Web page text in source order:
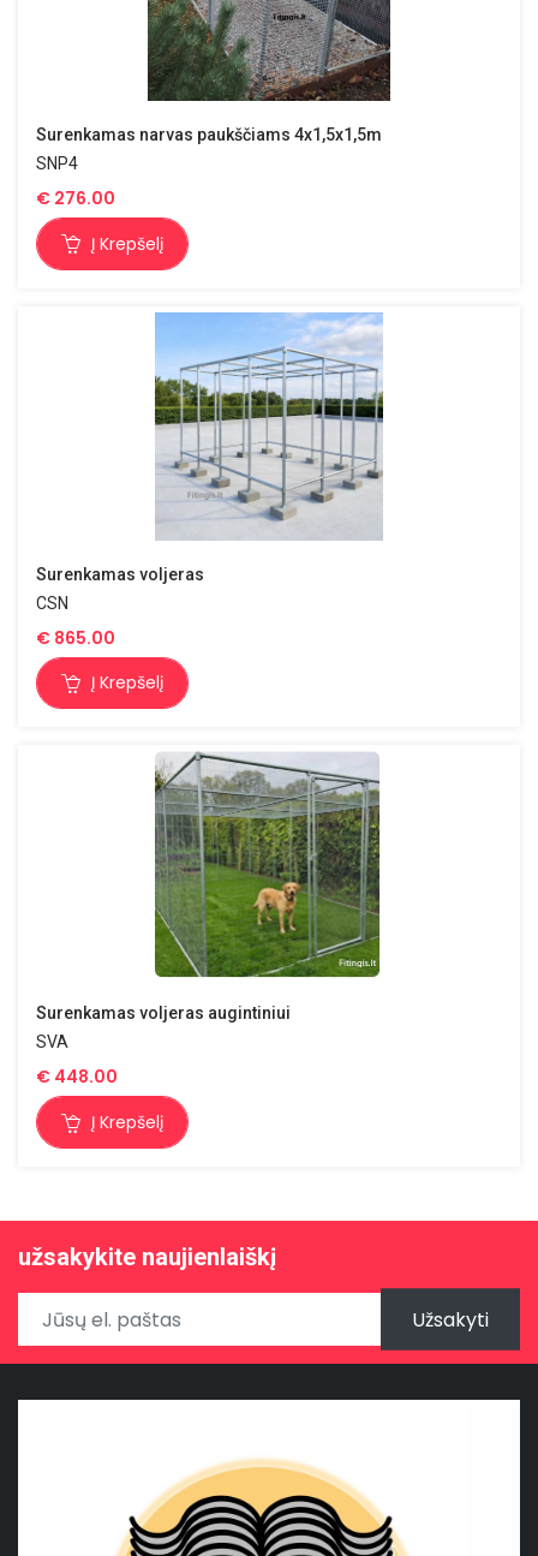
Surenkamas narvas paukščiams 4x1,5x1,5m
SNP4
€ 276.00
Į Krepšelį
Surenkamas voljeras
CSN
€ 865.00
Į Krepšelį
Surenkamas voljeras augintiniui
SVA
€ 448.00
Į Krepšelį
užsakykite naujienlaiškį
Užsakyti